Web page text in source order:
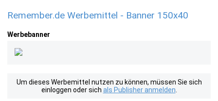
Remember.de Werbemittel - Banner 150x40
Werbebanner
Um dieses Werbemittel nutzen zu können, müssen Sie sich
einloggen oder sich als Publisher anmelden